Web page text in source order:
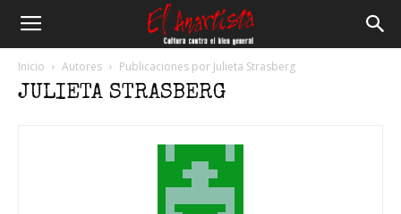
Inicio Autores Publicaciones por Julieta Strasberg
JULIETA STRASBERG